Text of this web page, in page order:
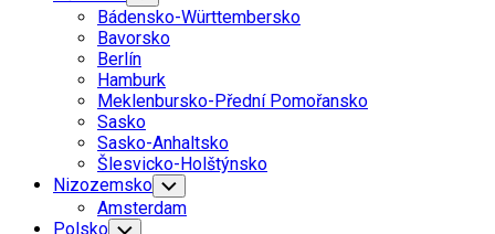
Child
Menu
Bádensko-Württembersko
Bavorsko
Berlín
Hamburk
Meklenbursko-Přední Pomořansko
Sasko
Sasko-Anhaltsko
Šlesvicko-Holštýnsko
Nizozemsko Toggle
Child
Menu
Amsterdam
Polsko Toggle